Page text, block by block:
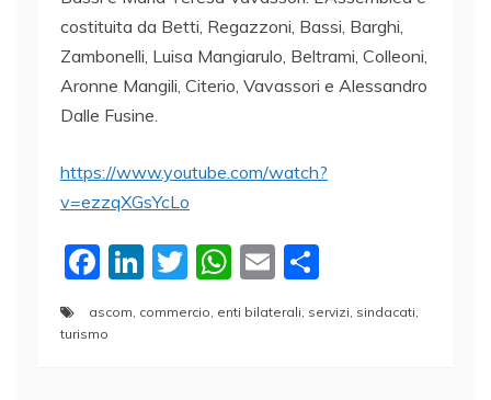
costituita da Betti, Regazzoni, Bassi, Barghi,
Zambonelli, Luisa Mangiarulo, Beltrami, Colleoni,
Aronne Mangili, Citerio, Vavassori e Alessandro
Dalle Fusine.
https://www.youtube.com/watch?
v=ezzqXGsYcLo
F
c
Li
k
T
w
itt
W
h
at
E
m
ai
o
n
ascom commercio enti bilaterali servizi sindacati
turismo